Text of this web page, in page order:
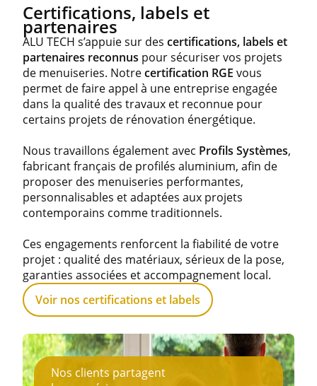
Certifications, labels et
partenaires
ALU TECH s’appuie sur des certifications, labels et
partenaires reconnus pour sécuriser vos projets
de menuiseries. Notrecertification RGE vous
permet de faire appel à une entreprise engagée
dans la qualité des travaux et reconnue pour
certains projets de rénovation énergétique.
Nous travaillons également avec Profils Systèmes,
fabricant français de profilés aluminium, afin de
proposer des menuiseries performantes,
personnalisables et adaptées aux projets
contemporains comme traditionnels.
Ces engagements renforcent la fiabilité de votre
projet : qualité des matériaux, sérieux de la pose,
garanties associées et accompagnement local.
Voir nos certifications et labels
Nos clients partagent